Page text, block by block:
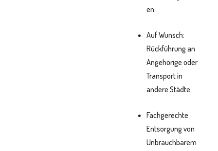
en
Auf Wunsch:
Rückführung an
Angehörige oder
Transport in
andere Städte
Fachgerechte
Entsorgung von
Unbrauchbarem